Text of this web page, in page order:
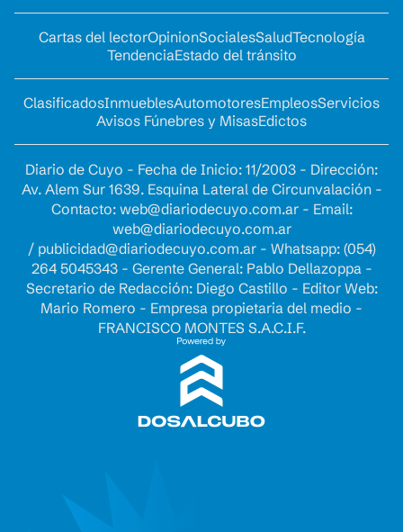
Cartas del lectorOpinionSocialesSaludTecnología
TendenciaEstado del tránsito
ClasificadosInmueblesAutomotoresEmpleosServicios
Avisos Fúnebres y MisasEdictos
Diario de Cuyo - Fecha de Inicio: 11/2003 - Dirección:
Av. Alem Sur 1639. Esquina Lateral de Circunvalación -
Contacto: web@diariodecuyo.com.ar- Email:
web@diariodecuyo.com.ar
/ publicidad@diariodecuyo.com.ar- Whatsapp: (054)
264 5045343 - Gerente General: Pablo Dellazoppa -
Secretario de Redacción: Diego Castillo - Editor Web:
Mario Romero - Empresa propietaria del medio -
FRANCISCO MONTES S.A.C.I.F.